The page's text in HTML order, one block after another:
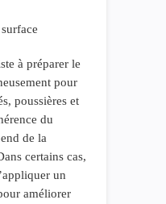
à préparer le
pour
poussières et
du
de la
certains cas,
un
améliorer